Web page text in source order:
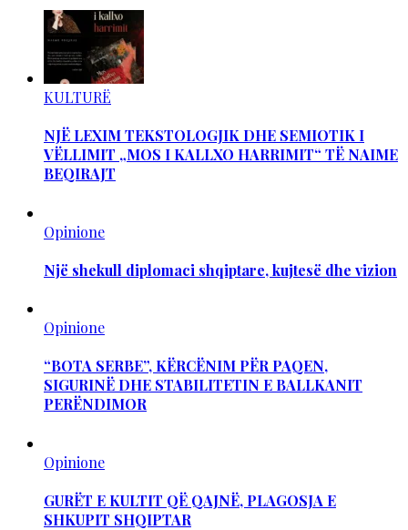
KULTURË
NJË LEXIM TEKSTOLOGJIK DHE SEMIOTIK I
VËLLIMIT „MOS I KALLXO HARRIMIT“ TË NAIME
BEQIRAJT
Opinione
Një shekull diplomaci shqiptare, kujtesë dhe vizion
Opinione
“BOTA SERBE”, KËRCËNIM PËR PAQEN,
SIGURINË DHE STABILITETIN E BALLKANIT
PERËNDIMOR
Opinione
GURËT E KULTIT QË QAJNË, PLAGOSJA E
SHKUPIT SHQIPTAR